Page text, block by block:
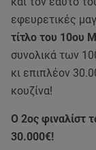
εφευρετικές
τίτλο του 10ου
συνολικά των
κι επιπλέον
κουζίνα!
Ο 2ος φιναλίστ
30.000€!